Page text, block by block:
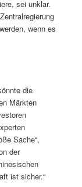
sei unklar.
wenn es
die
Märkten
Sache“,
der
ist sicher.“